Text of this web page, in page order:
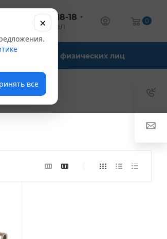
+7 (347) 246-18-18
оптовый отдел
0
Для физических лиц
все
×